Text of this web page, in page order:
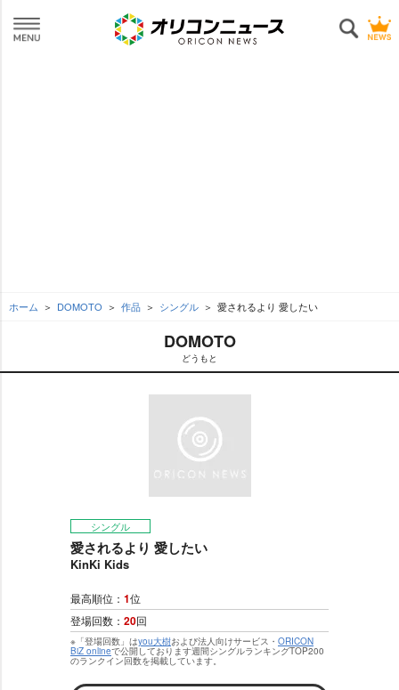
ホーム DOMOTO 作品 シングル 愛されるより 愛したい
DOMOTO
どうもと
シングル
愛されるより 愛したい
KinKi Kids
最高順位： 1位
登場回数： 20回
※「登場回数」はyou大樹および法人向けサービス・ ORICON
BiZ onlineで公開しております週間シングルランキングTOP200
のランクイン回数を掲載しています。